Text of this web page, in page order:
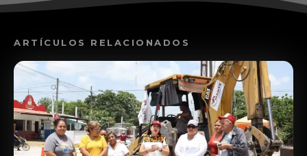
ARTÍCULOS RELACIONADOS